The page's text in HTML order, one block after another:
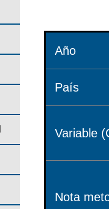
Año
País
Variable
Nota